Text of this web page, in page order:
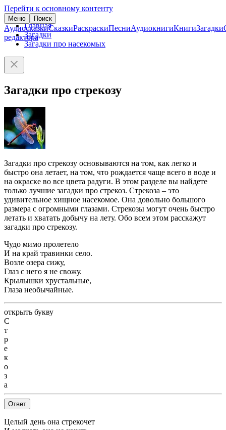
Перейти к основному контенту
Меню Поиск
АудиосказкиСказкиРаскраскиПесниАудиокнигиКнигиЗагадки
редактора
Главная
Загадки
Загадки про насекомых
Загадки про стрекозу
Загадки про стрекозу основываются на том, как легко и
быстро она летает, на том, что рождается чаще всего в воде и
на окраске во все цвета радуги. В этом разделе вы найдете
только лучшие загадки про стрекоз. Стрекоза – это
удивительное хищное насекомое. Она довольно большого
размера с огромными глазами. Стрекозы могут очень быстро
летать и хватать добычу на лету. Обо всем этом расскажут
загадки про стрекозу.
Чудо мимо пролетело
И на край травинки село.
Возле озера сижу,
Глаз с него я не свожу.
Крылышки хрустальные,
Глаза необычайные.
открыть букву
С
т
р
е
к
о
з
а
Ответ
Целый день она стрекочет